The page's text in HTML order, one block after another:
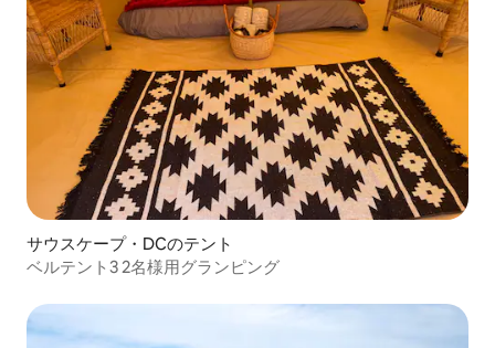
サウスケープ・DCのテント
ベルテント3 2名様用グランピング